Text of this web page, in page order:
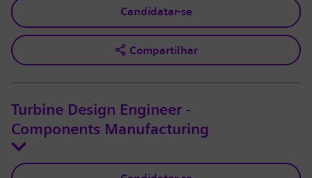
Candidatar-se
Compartilhar
Turbine Design Engineer -
Components Manufacturing